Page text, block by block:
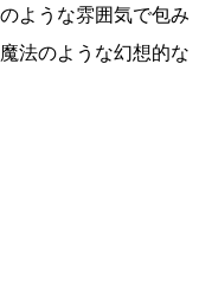
ような雰囲気で包み
法のような幻想的な